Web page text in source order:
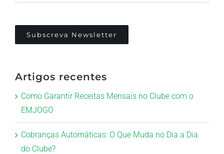
Subscreva Newsletter
Artigos recentes
Como Garantir Receitas Mensais no Clube com o
EMJOGO
Cobranças Automáticas: O Que Muda no Dia a Dia
do Clube?